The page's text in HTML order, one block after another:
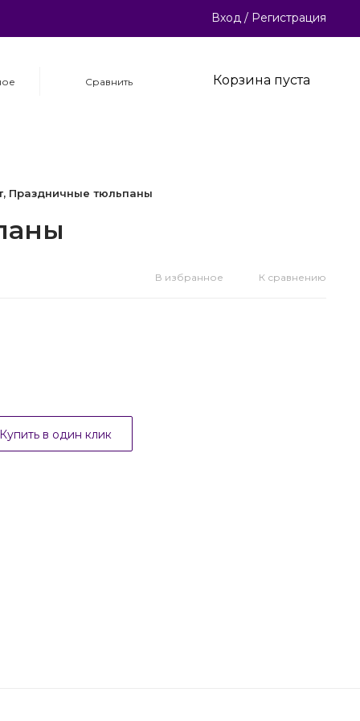
Вход / Регистрация
Сравнить Корзина пуста
Праздничные тюльпаны
В избранное К сравнению
Купить в один клик